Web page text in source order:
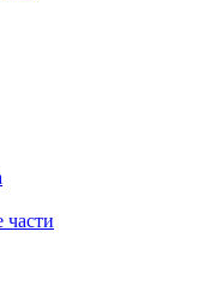
части